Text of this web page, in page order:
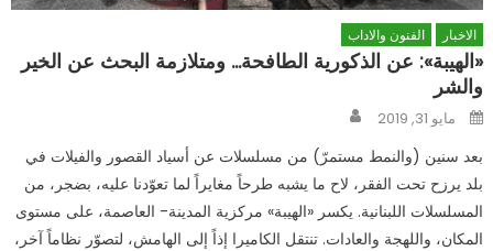
الاخبار الفنون والاداب
«الهيبة»: عن الذكورية الطافحة… ومتلازمة البحث عن الخير
والشر
Posted
onمايو 31, 2019
بعد سنين (والنمط مستمرّ) من مسلسلات عن أسياد القصور والفيلات في
بلد يرزح تحت الفقر، لاح ما يشبه طرحاً مغايراً لما تعوّدنا عليه، بضجر، من
المسلسلات اللبنانية. يكسر «الهيبة» مركزية المدينة- العاصمة، على مستوى
المكان، واللهجة والعادات. تنتقل الكاميرا إذاً إلى الهامش، لتصوّر نظاماً آخر،